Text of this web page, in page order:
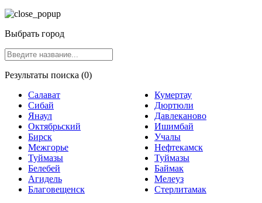
Выбрать город
Результаты поиска (0)
Салават
Кумертау
Сибай
Дюртюли
Янаул
Давлеканово
Октябрьский
Ишимбай
Бирск
Учалы
Межгорье
Нефтекамск
Туймазы
Туймазы
Белебей
Баймак
Агидель
Мелеуз
Благовещенск
Стерлитамак